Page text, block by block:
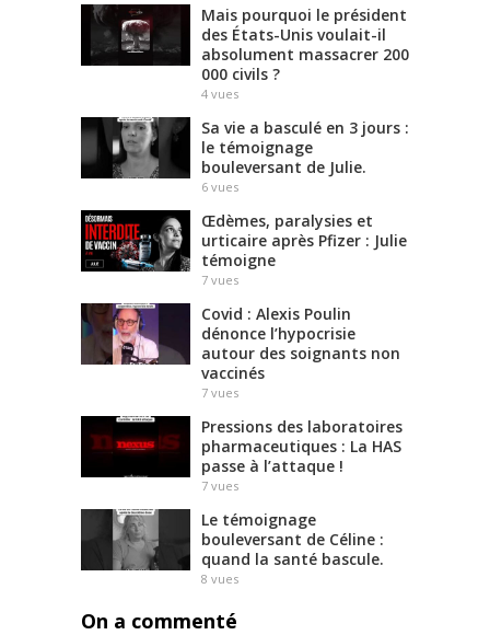
Mais pourquoi le président
des États-Unis voulait-il
absolument massacrer 200
000 civils ?
4 vues
Sa vie a basculé en 3 jours :
le témoignage
bouleversant de Julie.
6 vues
Œdèmes, paralysies et
urticaire après Pfizer : Julie
témoigne
7 vues
Covid : Alexis Poulin
dénonce l’hypocrisie
autour des soignants non
vaccinés
7 vues
Pressions des laboratoires
pharmaceutiques : La HAS
passe à l’attaque !
7 vues
Le témoignage
bouleversant de Céline :
quand la santé bascule.
8 vues
On a commenté